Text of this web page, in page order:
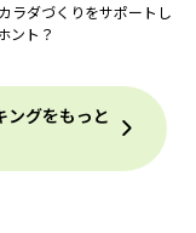
ラダづくりをサポートし
ント？
ングをもっと